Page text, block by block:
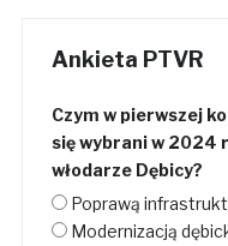
Ankieta PTVR
Czym w pierwszej
się wybrani w 2024
włodarze Dębicy?
Poprawą
Modernizacją